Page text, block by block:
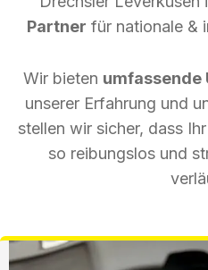
Partner für nationale &
Wir bieten umfassende
unserer Erfahrung und
stellen wir sicher, dass
so reibungslos und